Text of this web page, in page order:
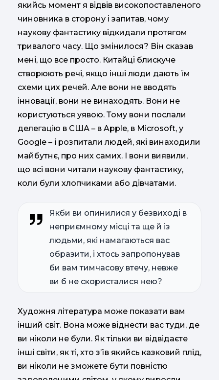
якийсь момент я відвів високопоставленого
чиновника в сторону і запитав, чому
наукову фантастику відкидали протягом
тривалого часу. Що змінилося? Він сказав
мені, що все просто. Китайці блискуче
створюють речі, якщо інші люди дають їм
схеми цих речей. Але вони не вводять
інновації, вони не винаходять. Вони не
користуються уявою. Тому вони послали
делегацію в США – в Apple, в Microsoft, у
Google – і розпитали людей, які винаходили
майбутнє, про них самих. І вони виявили,
що всі вони читали наукову фантастику,
коли були хлопчиками або дівчатами.
Якби ви опинилися у безвиході в
неприємному місці та ще й із
людьми, які намагаються вас
образити, і хтось запропонував
би вам тимчасову втечу, невже
ви б не скористалися нею?
Художня література може показати вам
інший світ. Вона може віднести вас туди, де
ви ніколи не були. Як тільки ви відвідаєте
інші світи, як ті, хто з’їв якийсь казковий плід,
ви ніколи не зможете бути повністю